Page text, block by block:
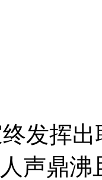
发挥
声鼎